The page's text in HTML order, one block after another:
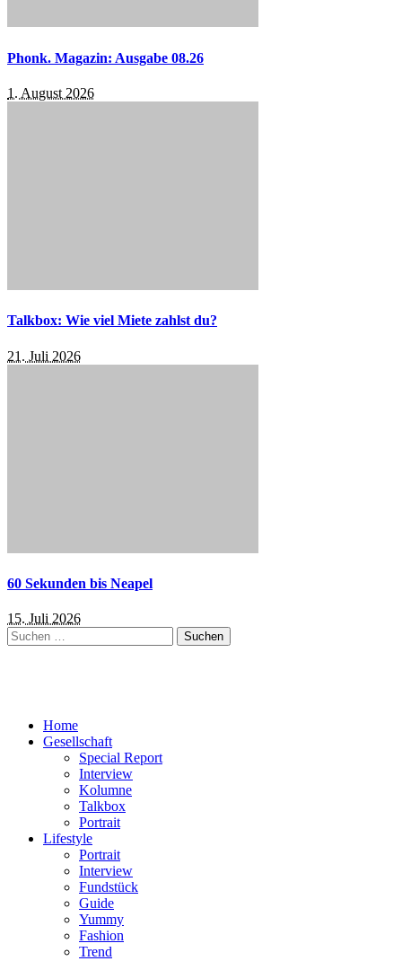
Phonk. Magazin: Ausgabe 08.26
1. August 2026
Talkbox: Wie viel Miete zahlst du?
21. Juli 2026
60 Sekunden bis Neapel
15. Juli 2026
Suchen
nach:
Home
Gesellschaft
Special Report
Interview
Kolumne
Talkbox
Portrait
Lifestyle
Portrait
Interview
Fundstück
Guide
Yummy
Fashion
Trend